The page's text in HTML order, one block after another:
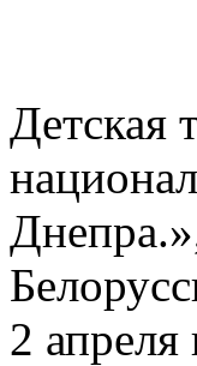
Детская
2 апреля